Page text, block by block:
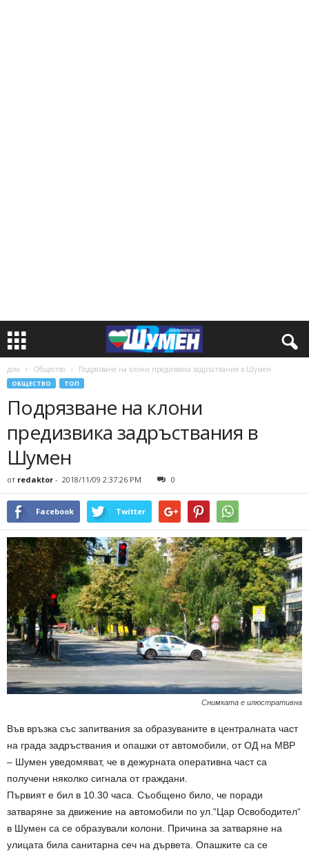
дом Общество Подрязване на клони предизвика задръствания в Шумен
ОБЩЕСТВО ТОП
Подрязване на клони
предизвика задръствания в
Шумен
от redaktor - 2018/11/09 2:37:26 PM 0
Facebook Twitter
Снимката е илюстративна
Във връзка със запитвания за образуваните в централната част
на града задръствания и опашки от автомобили, от ОД на МВР
– Шумен уведомяват, че в дежурната оперативна част са
получени няколко сигнала от граждани.
Първият е бил в 10.30 часа. Съобщено било, че поради
затваряне за движение на автомобили по ул.“Цар Освободител“
в Шумен са се образували колони. Причина за затваряне на
улицата била санитарна сеч на дървета. Опашките са се